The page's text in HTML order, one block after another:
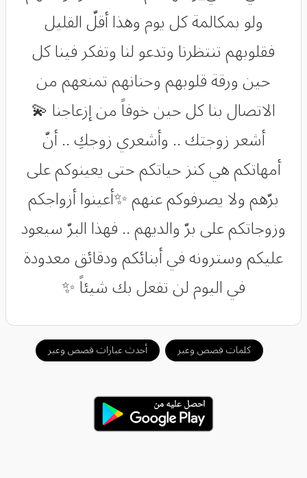
ولو بمكالمة كل يوم وهذا أقلّ القليل
فقلوبهم تنتظرنا وتدعو لنا وتفكر فينا كل
حين ورقة قلوبهم وحنانهم تمنعهم من
الاتصال بنا كل حين خوفاً من إزعاجنا 💫
أشعر زوجتك .. وأشعري زوجكِ .. أنّ
أمهاتكم هي كنز حياتكم حتى يعينوكم على
برّهم ولا يصرفوكم عنهم ✨أعينوا أزواجكم
وزوجاتكم على برّ والديهم .. فهذا البرّ سيعود
عليكم وسترونه في أبنائكم ودقائق معدودة
في اليوم لن تفعل بك شيئاً ✨
كلمات قصص وعبر أحدث عبارات قصص وعبر